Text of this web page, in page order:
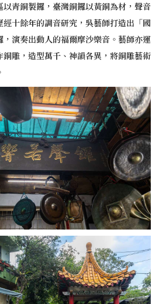
以青銅製鑼，臺灣銅鑼以黃銅為材，聲音
經十餘年的調音研究，吳藝師打造出「國
，演奏出動人的福爾摩沙樂音。藝師亦運
銅雕，造型萬千、神韻各異，將銅雕藝術